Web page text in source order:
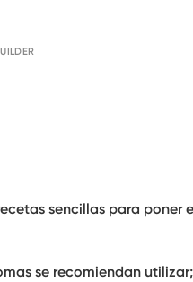
sencillas para poner
se recomiendan